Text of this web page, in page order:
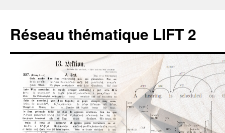
contenu
Réseau thématique LIFT 2